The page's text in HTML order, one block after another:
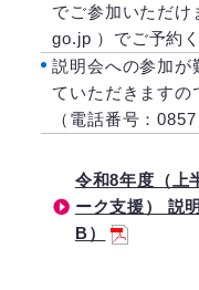
でご参加いただ
go.jp ）でご予約く
説明会への参加が
ていただきますの
（電話番号：
令和8年度（上
ーク支援） 説
B）